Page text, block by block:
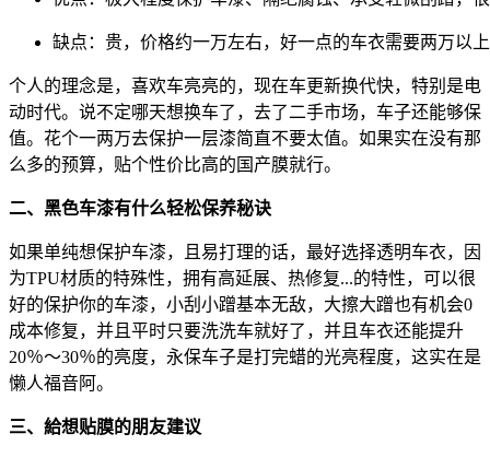
缺点：贵，价格约一万左右，好一点的车衣需要两万以
个人的理念是，喜欢车亮亮的，现在车更新换代快，特别是电
动时代。说不定哪天想换车了，去了二手市场，车子还能够保
值。花个一两万去保护一层漆简直不要太值。如果实在没有那
么多的预算，贴个性价比高的国产膜就行。
二、黑色车漆有什么轻松保养秘诀
如果单纯想保护车漆，且易打理的话，最好选择透明车衣，因
为TPU材质的特殊性，拥有高延展、热修复...的特性，可以很
好的保护你的车漆，小刮小蹭基本无敌，大擦大蹭也有机会0
成本修复，并且平时只要洗洗车就好了，并且车衣还能提升
20％～30％的亮度，永保车子是打完蜡的光亮程度，这实在是
懒人福音阿。
三、給想贴膜的朋友建议